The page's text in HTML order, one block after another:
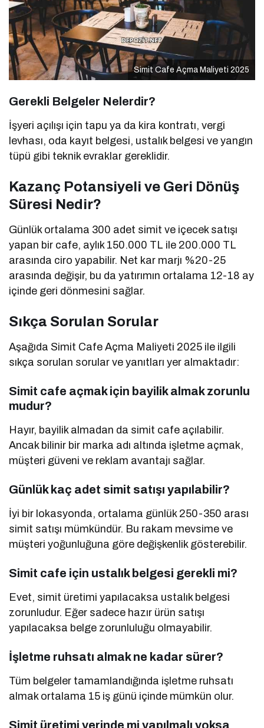
Simit Cafe Açma Maliyeti 2025
Gerekli Belgeler Nelerdir?
İşyeri açılışı için tapu ya da kira kontratı, vergi
levhası, oda kayıt belgesi, ustalık belgesi ve yangın
tüpü gibi teknik evraklar gereklidir.
Kazanç Potansiyeli ve Geri Dönüş
Süresi Nedir?
Günlük ortalama 300 adet simit ve içecek satışı
yapan bir cafe, aylık 150.000 TL ile 200.000 TL
arasında ciro yapabilir. Net kar marjı %20-25
arasında değişir, bu da yatırımın ortalama 12-18 ay
içinde geri dönmesini sağlar.
Sıkça Sorulan Sorular
Aşağıda Simit Cafe Açma Maliyeti 2025 ile ilgili
sıkça sorulan sorular ve yanıtları yer almaktadır:
Simit cafe açmak için bayilik almak zorunlu
mudur?
Hayır, bayilik almadan da simit cafe açılabilir.
Ancak bilinir bir marka adı altında işletme açmak,
müşteri güveni ve reklam avantajı sağlar.
Günlük kaç adet simit satışı yapılabilir?
İyi bir lokasyonda, ortalama günlük 250-350 arası
simit satışı mümkündür. Bu rakam mevsime ve
müşteri yoğunluğuna göre değişkenlik gösterebilir.
Simit cafe için ustalık belgesi gerekli mi?
Evet, simit üretimi yapılacaksa ustalık belgesi
zorunludur. Eğer sadece hazır ürün satışı
yapılacaksa belge zorunluluğu olmayabilir.
İşletme ruhsatı almak ne kadar sürer?
Tüm belgeler tamamlandığında işletme ruhsatı
almak ortalama 15 iş günü içinde mümkün olur.
Simit üretimi yerinde mi yapılmalı yoksa